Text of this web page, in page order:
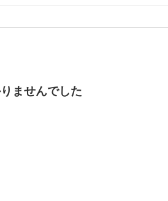
ませんでした